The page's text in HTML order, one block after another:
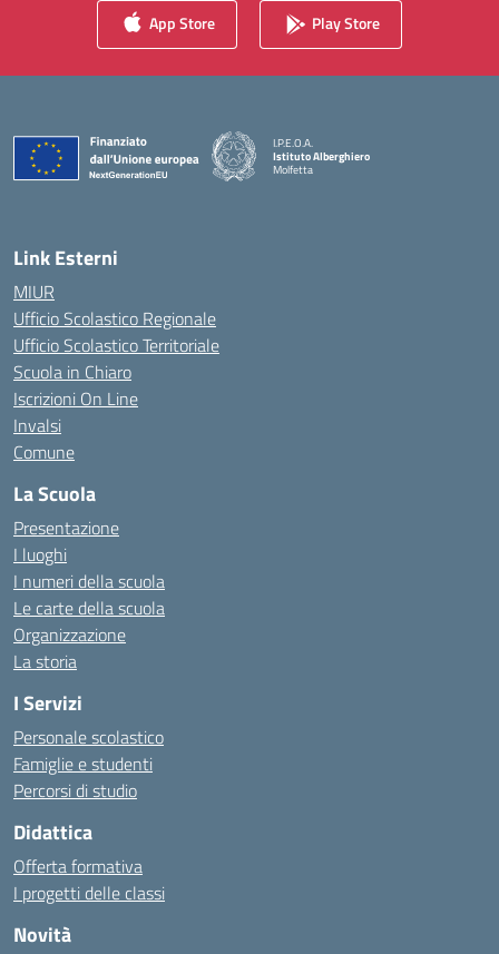
App Store Play Store
I.P.E.O.A.
Istituto Alberghiero
Molfetta
Link Esterni
MIUR
Ufficio Scolastico Regionale
Ufficio Scolastico Territoriale
Scuola in Chiaro
Iscrizioni On Line
Invalsi
Comune
La Scuola
Presentazione
I luoghi
I numeri della scuola
Le carte della scuola
Organizzazione
La storia
I Servizi
Personale scolastico
Famiglie e studenti
Percorsi di studio
Didattica
Offerta formativa
I progetti delle classi
Novità